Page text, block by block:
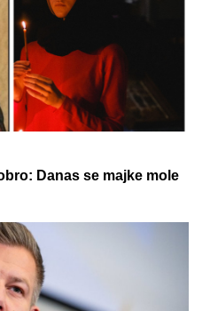
Danas se majke mole